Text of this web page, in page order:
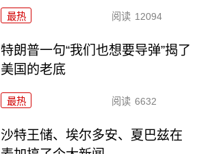
最热 阅读 12094
特朗普一句“我们也想要导弹”揭了
美国的老底
最热 阅读 6632
沙特王储、埃尔多安、夏巴兹在